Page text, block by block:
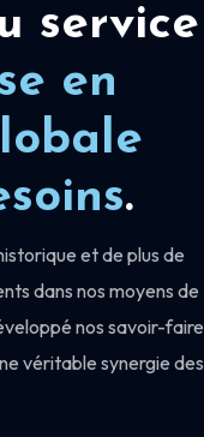
service
en
.
et de plus de
dans nos moyens de
nos savoir-faire
véritable synergie des